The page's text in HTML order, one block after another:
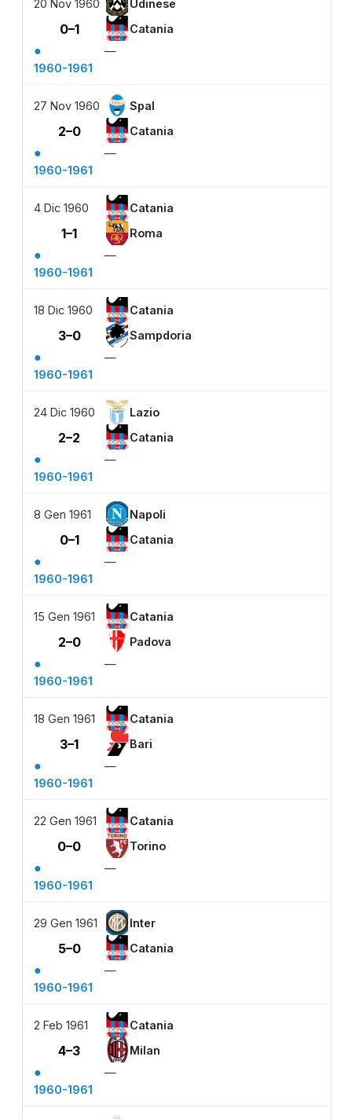
20 Nov 1960 Udinese
0–1 Catania
●
—
1960-1961
27 Nov 1960 Spal
2–0 Catania
●
—
1960-1961
4 Dic 1960 Catania
1–1 Roma
●
—
1960-1961
18 Dic 1960 Catania
3–0 Sampdoria
●
—
1960-1961
24 Dic 1960 Lazio
2–2 Catania
●
—
1960-1961
8 Gen 1961 Napoli
0–1 Catania
●
—
1960-1961
15 Gen 1961 Catania
2–0 Padova
●
—
1960-1961
18 Gen 1961 Catania
3–1 Bari
●
—
1960-1961
22 Gen 1961 Catania
0–0 Torino
●
—
1960-1961
29 Gen 1961 Inter
5–0 Catania
●
—
1960-1961
2 Feb 1961 Catania
4–3 Milan
●
—
1960-1961